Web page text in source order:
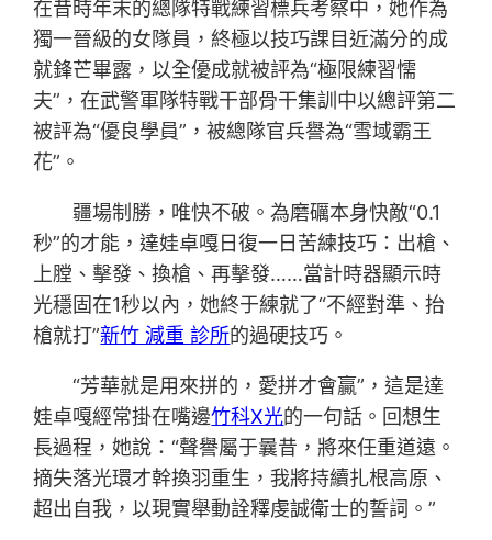
在昔時年末的總隊特戰練習標兵考察中，她作為
獨一晉級的女隊員，終極以技巧課目近滿分的成
就鋒芒畢露，以全優成就被評為“極限練習懦
夫”，在武警軍隊特戰干部骨干集訓中以總評第二
被評為“優良學員”，被總隊官兵譽為“雪域霸王
花”。
疆場制勝，唯快不破。為磨礪本身快敵“0.1
秒”的才能，達娃卓嘎日復一日苦練技巧：出槍、
上膛、擊發、換槍、再擊發……當計時器顯示時
光穩固在1秒以內，她終于練就了“不經對準、抬
槍就打”新竹 減重 診所的過硬技巧。
“芳華就是用來拼的，愛拼才會贏”，這是達
娃卓嘎經常掛在嘴邊竹科X光的一句話。回想生
長過程，她說：“聲譽屬于曩昔，將來任重道遠。
摘失落光環才幹換羽重生，我將持續扎根高原、
超出自我，以現實舉動詮釋虔誠衛士的誓詞。”